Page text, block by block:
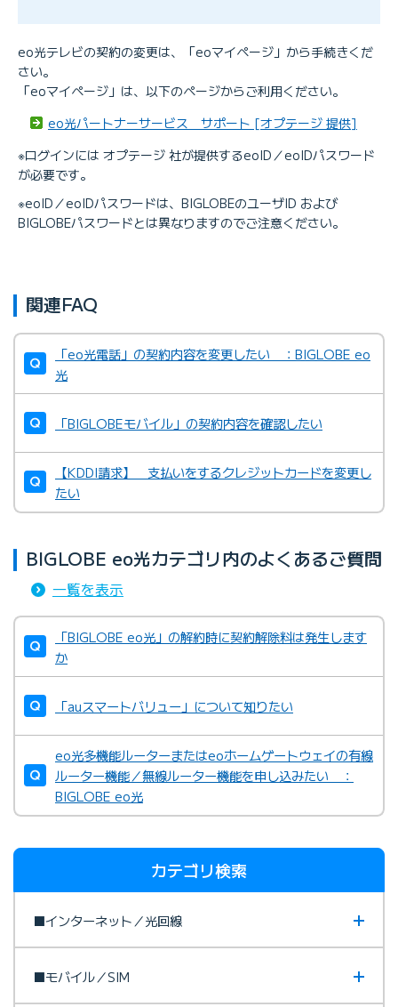
eo光テレビの契約の変更は、「eoマイページ」から手続きくだ
さい。
「eoマイページ」は、以下のページからご利用ください。
eo光パートナーサービス サポート [オプテージ 提供]
※ログインには オプテージ 社が提供するeoID／eoIDパスワード
が必要です。
※eoID／eoIDパスワードは、BIGLOBEのユーザID および
BIGLOBEパスワードとは異なりますのでご注意ください。
関連FAQ
「eo光電話」の契約内容を変更したい ：BIGLOBE eo
光
「BIGLOBEモバイル」の契約内容を確認したい
【KDDI請求】 支払いをするクレジットカードを変更し
たい
BIGLOBE eo光カテゴリ内のよくあるご質問
一覧を表示
「BIGLOBE eo光」の解約時に契約解除料は発生します
か
「auスマートバリュー」について知りたい
eo光多機能ルーターまたはeoホームゲートウェイの有線
ルーター機能／無線ルーター機能を申し込みたい ：
BIGLOBE eo光
カテゴリ検索
■インターネット／光回線
■モバイル／SIM